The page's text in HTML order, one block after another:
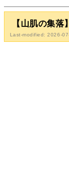
【山肌の集落】
Last-modified: 2026-